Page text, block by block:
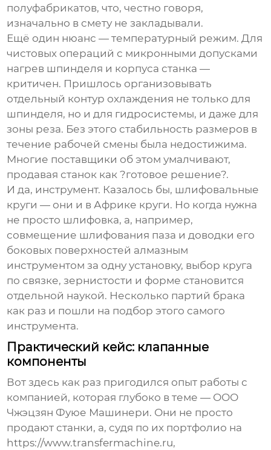
полуфабрикатов, что, честно говоря,
изначально в смету не закладывали.
Ещё один нюанс — температурный режим. Для
чистовых операций с микронными допусками
нагрев шпинделя и корпуса станка —
критичен. Пришлось организовывать
отдельный контур охлаждения не только для
шпинделя, но и для гидросистемы, и даже для
зоны реза. Без этого стабильность размеров в
течение рабочей смены была недостижима.
Многие поставщики об этом умалчивают,
продавая станок как ?готовое решение?.
И да, инструмент. Казалось бы, шлифовальные
круги — они и в Африке круги. Но когда нужна
не просто шлифовка, а, например,
совмещение шлифования паза и доводки его
боковых поверхностей алмазным
инструментом за одну установку, выбор круга
по связке, зернистости и форме становится
отдельной наукой. Несколько партий брака
как раз и пошли на подбор этого самого
инструмента.
Практический кейс: клапанные
компоненты
Вот здесь как раз пригодился опыт работы с
компанией, которая глубоко в теме — ООО
Чжэцзян Фуюе Машинери. Они не просто
продают станки, а, судя по их портфолио на
https://www.transfermachine.ru,